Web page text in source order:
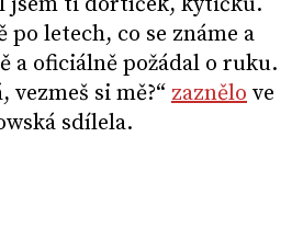
po letech, co se známe a
a oficiálně požádal o ruku.
vezmeš si mě?“ zaznělo ve
sdílela.